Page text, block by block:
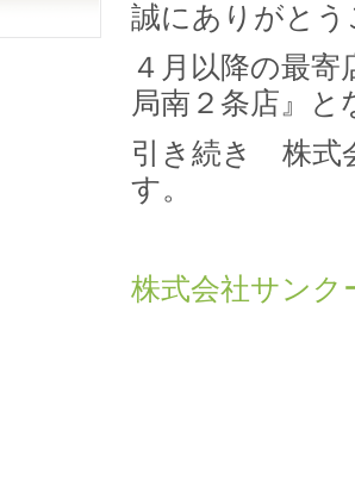
誠にありがと
４月以降の最
局南２条店』と
引き続き 株式
す。
株式会社サン